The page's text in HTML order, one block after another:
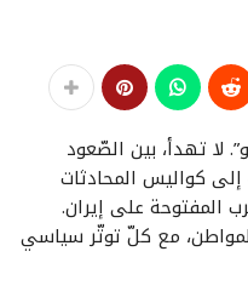
لا تهدأ، بين الصّعود
إلى كواليس المحادثات
المفتوحة على إيران.
مع كلّ توتّر سياسي